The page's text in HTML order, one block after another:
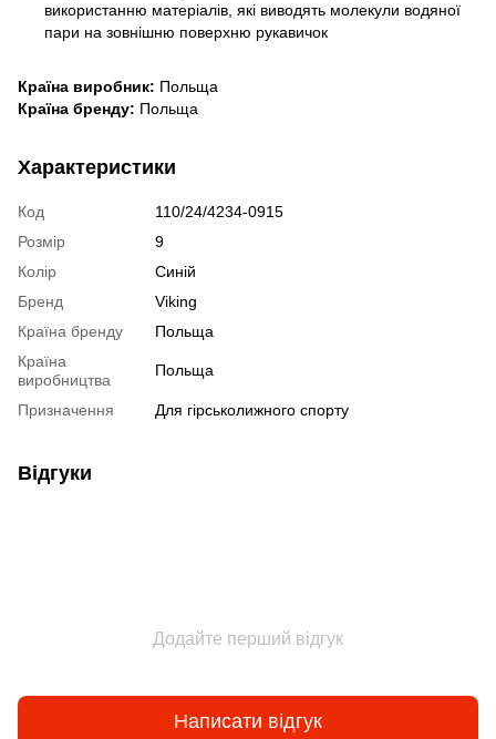
використанню матеріалів, які виводять молекули водяної
пари на зовнішню поверхню рукавичок
Країна виробник: Польща
Країна бренду: Польща
Характеристики
Код
110/24/4234-0915
Розмір
9
Колір
Синій
Бренд
Viking
Країна бренду
Польща
Країна
виробництва
Польща
Призначення Для гірськолижного спорту
Відгуки
Додайте перший відгук
Написати відгук